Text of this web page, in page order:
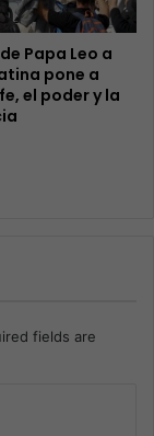
Papa Leo a
pone a
el poder y la
fields are